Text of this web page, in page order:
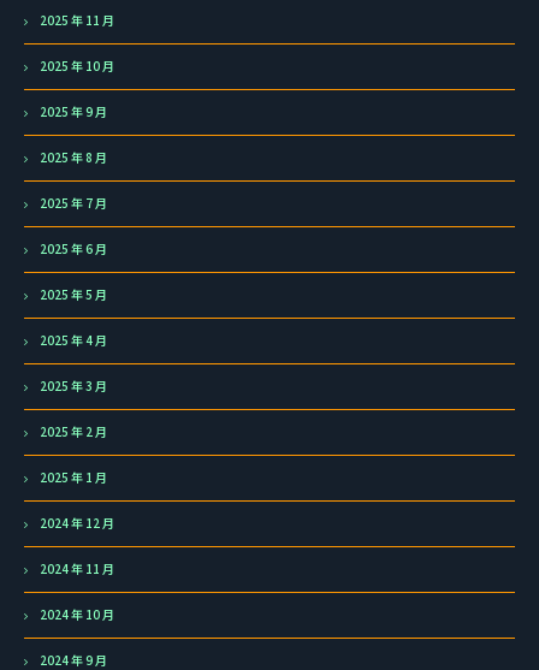
2025 年 11 月
2025 年 10 月
2025 年 9 月
2025 年 8 月
2025 年 7 月
2025 年 6 月
2025 年 5 月
2025 年 4 月
2025 年 3 月
2025 年 2 月
2025 年 1 月
2024 年 12 月
2024 年 11 月
2024 年 10 月
2024 年 9 月